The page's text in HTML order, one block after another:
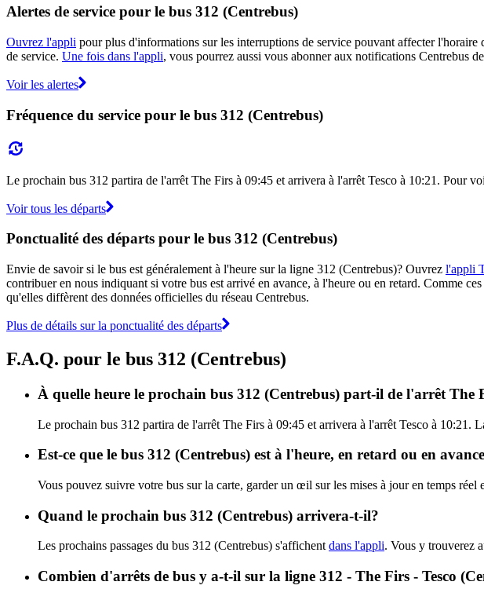
Alertes de service pour le bus 312 (Centrebus)
Ouvrez l'appli pour plus d'informations sur les interruptions de service pouvant affecter l'horaire
de service. Une fois dans l'appli, vous pourrez aussi vous abonner aux notifications Centrebus
Voir les alertes
Fréquence du service pour le bus 312 (Centrebus)
Le prochain bus 312 partira de l'arrêt The Firs à 09:45 et arrivera à l'arrêt Tesco à 10:21. Pour
Voir tous les départs
Ponctualité des départs pour le bus 312 (Centrebus)
Envie de savoir si le bus est généralement à l'heure sur la ligne 312 (Centrebus)? Ouvrez l'appli
contribuer en nous indiquant si votre bus est arrivé en avance, à l'heure ou en retard. Comme
qu'elles diffèrent des données officielles du réseau Centrebus.
Plus de détails sur la ponctualité des départs
F.A.Q. pour le bus 312 (Centrebus)
À quelle heure le prochain bus 312 (Centrebus) part-il de l'arrêt The
Le prochain bus 312 partira de l'arrêt The Firs à 09:45 et arrivera à l'arrêt Tesco à 10:21.
Est-ce que le bus 312 (Centrebus) est à l'heure, en retard ou en
Vous pouvez suivre votre bus sur la carte, garder un œil sur les mises à jour en temps
Quand le prochain bus 312 (Centrebus) arrivera-t-il?
Les prochains passages du bus 312 (Centrebus) s'affichent dans l'appli. Vous y trouverez
Combien d'arrêts de bus y a-t-il sur la ligne 312 - The Firs - Tesco